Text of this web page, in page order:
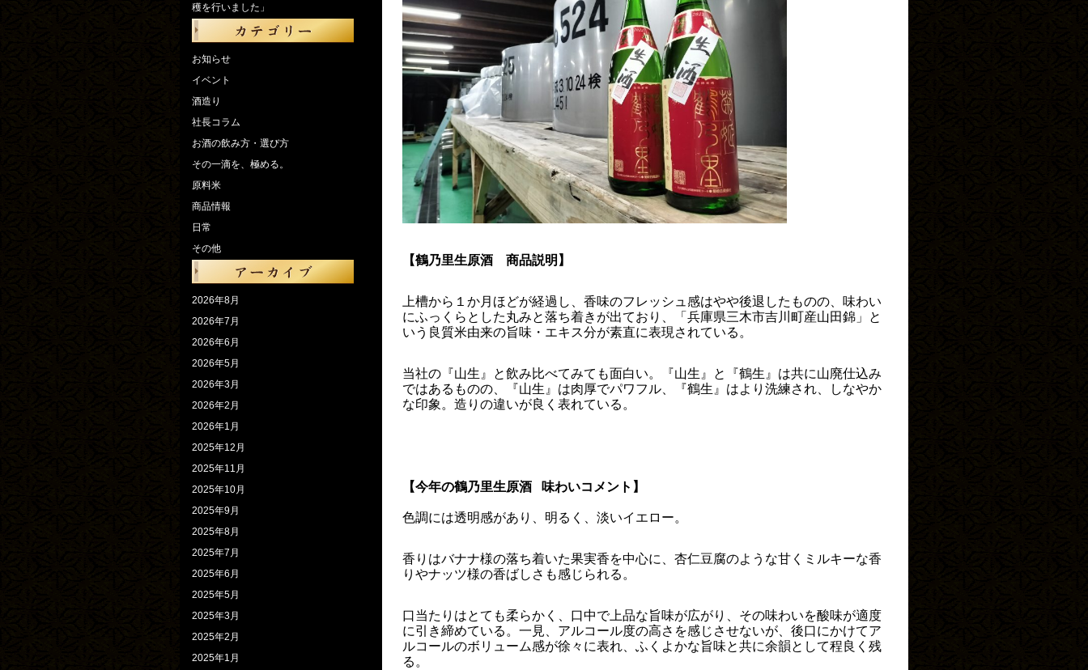
【鶴乃里生原酒 商品説明】
上槽から１か月ほどが経過し、香味のフレッシュ感はやや後退したものの、味わい
にふっくらとした丸みと落ち着きが出ており、「兵庫県三木市吉川町産山田錦」と
いう良質米由来の旨味・エキス分が素直に表現されている。
当社の『山生』と飲み比べてみても面白い。『山生』と『鶴生』は共に山廃仕込み
ではあるものの、『山生』は肉厚でパワフル、『鶴生』はより洗練され、しなやか
な印象。造りの違いが良く表れている。
【今年の鶴乃里生原酒 味わいコメント】
色調には透明感があり、明るく、淡いイエロー。
香りはバナナ様の落ち着いた果実香を中心に、杏仁豆腐のような甘くミルキーな香
りやナッツ様の香ばしさも感じられる。
口当たりはとても柔らかく、口中で上品な旨味が広がり、その味わいを酸味が適度
に引き締めている。一見、アルコール度の高さを感じさせないが、後口にかけてア
ルコールのボリューム感が徐々に表れ、ふくよかな旨味と共に余韻として程良く残
る。
穫を行いました」
お知らせ
イベント
酒造り
社長コラム
お酒の飲み方・選び方
その一滴を、極める。
原料米
商品情報
日常
その他
2026年8月
2026年7月
2026年6月
2026年5月
2026年3月
2026年2月
2026年1月
2025年12月
2025年11月
2025年10月
2025年9月
2025年8月
2025年7月
2025年6月
2025年5月
2025年3月
2025年2月
2025年1月